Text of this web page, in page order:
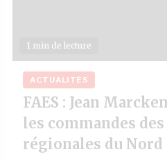
1 min de lecture
ACTUALITÉS
FAES : Jean
les commandes
régionales du Nord